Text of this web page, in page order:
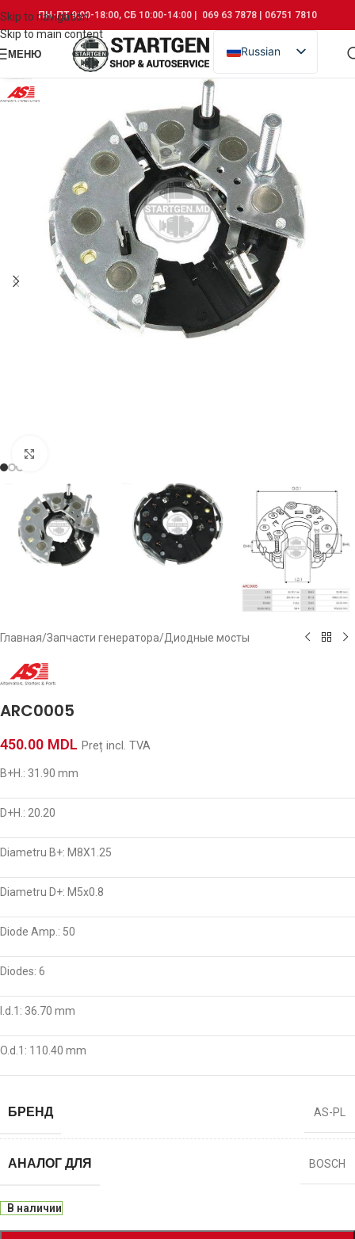
Skip to navigation
Skip to main content
ПН-ПТ 9:00-18:00, СБ 10:00-14:00 | 069 63 7878 | 06751 7810
МЕНЮ
Russian
Romanian
Главная/Запчасти генератора/Диодные мосты
ARC0005
450.00 MDL Preț incl. TVA
B+H.: 31.90 mm
D+H.: 20.20
Diametru B+: M8X1.25
Diametru D+: M5x0.8
Diode Amp.: 50
Diodes: 6
I.d.1: 36.70 mm
O.d.1: 110.40 mm
БРЕНД AS-PL
АНАЛОГ ДЛЯ BOSCH
В наличии